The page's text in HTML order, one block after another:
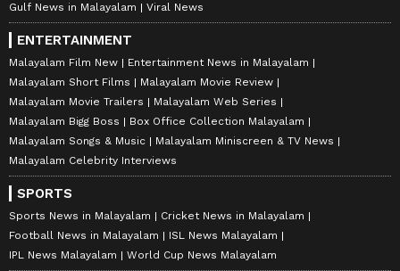
Gulf News in Malayalam
Viral News
ENTERTAINMENT
Malayalam Film New
Entertainment News in Malayalam
Malayalam Short Films
Malayalam Movie Review
Malayalam Movie Trailers
Malayalam Web Series
Malayalam Bigg Boss
Box Office Collection Malayalam
Malayalam Songs & Music
Malayalam Miniscreen & TV News
Malayalam Celebrity Interviews
SPORTS
Sports News in Malayalam
Cricket News in Malayalam
Football News in Malayalam
ISL News Malayalam
IPL News Malayalam
World Cup News Malayalam